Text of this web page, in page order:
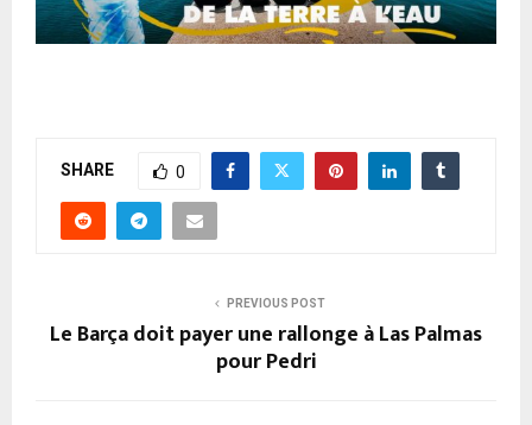
SHARE 0
PREVIOUS POST
Le Barça doit payer une rallonge à Las Palmas
pour Pedri